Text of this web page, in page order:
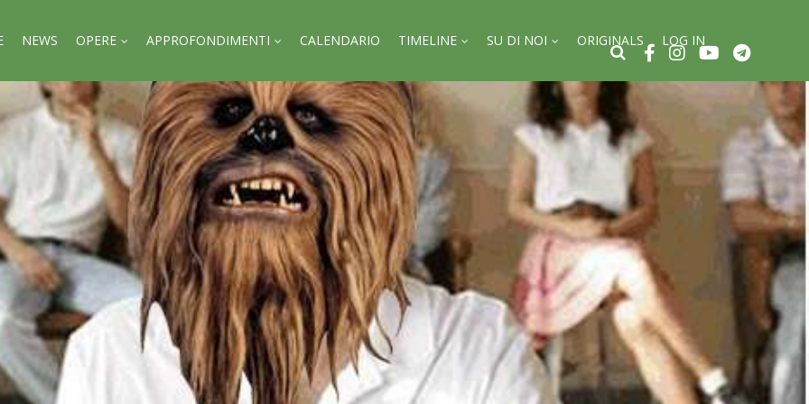
NEWS OPERE APPROFONDIMENTI CALENDARIO TIMELINE SU DI NOI ORIGINALS LOG IN